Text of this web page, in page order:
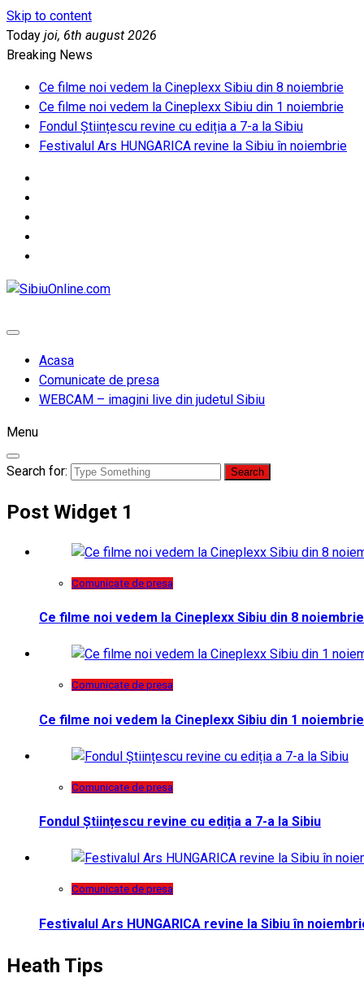
Skip to content
Today joi, 6th august 2026
Breaking News
Ce filme noi vedem la Cineplexx Sibiu din 8 noiembrie
Ce filme noi vedem la Cineplexx Sibiu din 1 noiembrie
Fondul Științescu revine cu ediția a 7-a la Sibiu
Festivalul Ars HUNGARICA revine la Sibiu în noiembrie
Acasa
Comunicate de presa
WEBCAM – imagini live din judetul Sibiu
Menu
Search for:
Post Widget 1
Comunicate de presa
Ce filme noi vedem la Cineplexx Sibiu din 8 noiembrie
Comunicate de presa
Ce filme noi vedem la Cineplexx Sibiu din 1 noiembrie
Comunicate de presa
Fondul Științescu revine cu ediția a 7-a la Sibiu
Comunicate de presa
Festivalul Ars HUNGARICA revine la Sibiu în
Heath Tips